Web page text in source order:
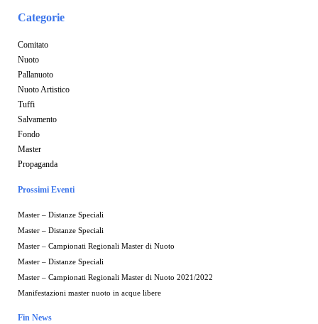
Categorie
Comitato
Nuoto
Pallanuoto
Nuoto Artistico
Tuffi
Salvamento
Fondo
Master
Propaganda
Prossimi Eventi
Master – Distanze Speciali
Master – Distanze Speciali
Master – Campionati Regionali Master di Nuoto
Master – Distanze Speciali
Master – Campionati Regionali Master di Nuoto 2021/2022
Manifestazioni master nuoto in acque libere
Fin News